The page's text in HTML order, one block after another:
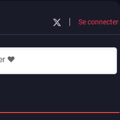
Se connecter